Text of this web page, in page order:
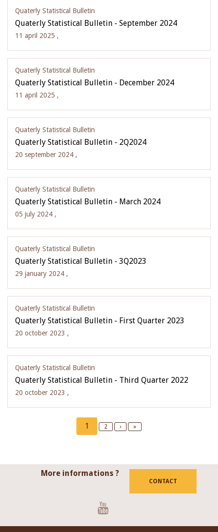
Quaterly Statistical Bulletin
Quaterly Statistical Bulletin - September 2024
11 april 2025 ,
Quaterly Statistical Bulletin
Quaterly Statistical Bulletin - December 2024
11 april 2025 ,
Quaterly Statistical Bulletin
Quaterly Statistical Bulletin - 2Q2024
20 september 2024 ,
Quaterly Statistical Bulletin
Quaterly Statistical Bulletin - March 2024
05 july 2024 ,
Quaterly Statistical Bulletin
Quaterly Statistical Bulletin - 3Q2023
29 january 2024 ,
Quaterly Statistical Bulletin
Quaterly Statistical Bulletin - First Quarter 2023
20 october 2023 ,
Quaterly Statistical Bulletin
Quaterly Statistical Bulletin - Third Quarter 2022
20 october 2023 ,
Current
page
1 Page
2
Next
›
Last
»
More informations ?
CONTACT